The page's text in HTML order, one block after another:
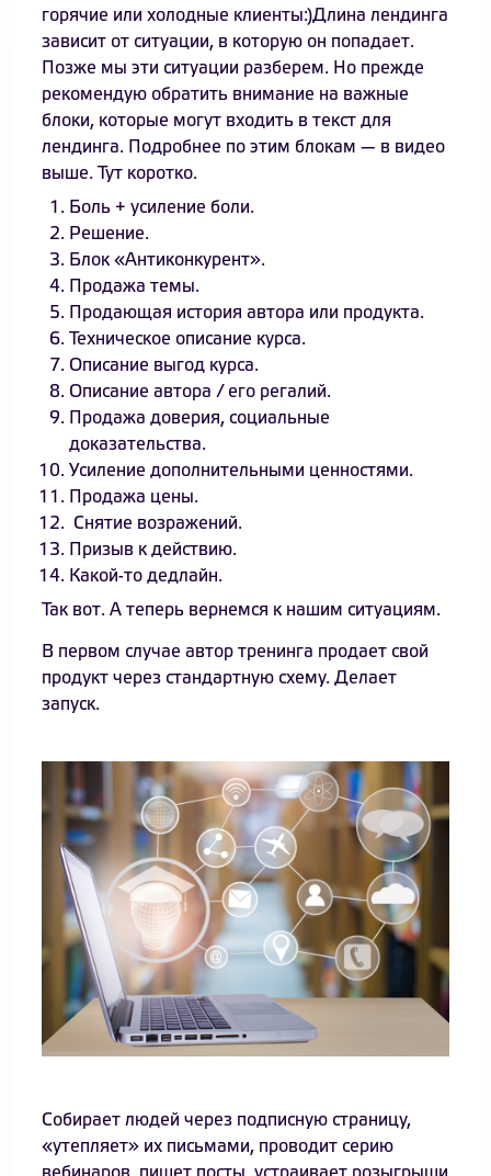
горячие или холодные клиенты:)Длина лендинга
зависит от ситуации, в которую он попадает.
Позже мы эти ситуации разберем. Но прежде
рекомендую обратить внимание на важные
блоки, которые могут входить в текст для
лендинга. Подробнее по этим блокам — в видео
выше. Тут коротко.
Боль + усиление боли.
Решение.
Блок «Антиконкурент».
Продажа темы.
Продающая история автора или продукта.
Техническое описание курса.
Описание выгод курса.
Описание автора / его регалий.
Продажа доверия, социальные
доказательства.
Усиление дополнительными ценностями.
Продажа цены.
Снятие возражений.
Призыв к действию.
Какой-то дедлайн.
Так вот. А теперь вернемся к нашим ситуациям.
В первом случае автор тренинга продает свой
продукт через стандартную схему. Делает
запуск.
Собирает людей через подписную страницу,
«утепляет» их письмами, проводит серию